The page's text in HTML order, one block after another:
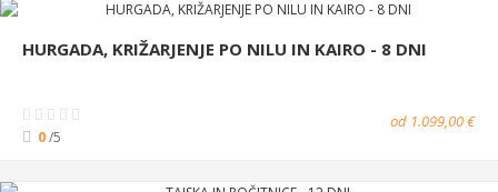
HURGADA, KRIŽARJENJE PO NILU IN KAIRO - 8 DNI
0/5
od 1.099,00 €